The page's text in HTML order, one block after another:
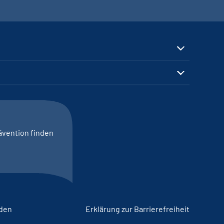
finden
Erklärung zur Barrierefreiheit